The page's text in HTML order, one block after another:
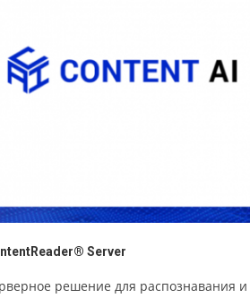
Server
решение для распознавания и